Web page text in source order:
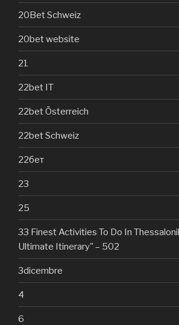
20Bet Schweiz
20bet website
21
22bet IT
22bet Österreich
22bet Schweiz
22бет
23
25
33 Finest Activities To Do In
Ultimate Itinerary" – 502
3dicembre
4
6